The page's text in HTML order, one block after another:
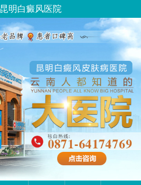
昆明白癜风医院